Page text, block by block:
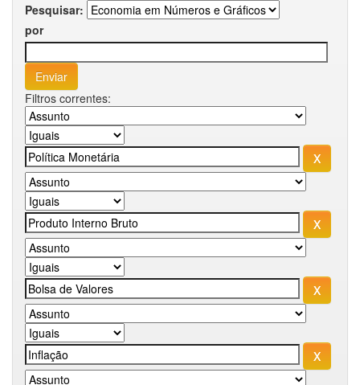
Pesquisar:
por
Filtros correntes: